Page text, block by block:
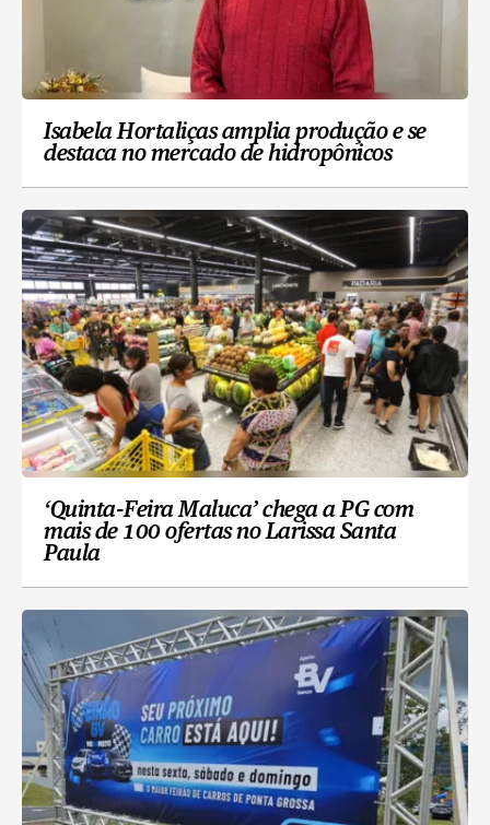
Isabela Hortaliças amplia produção e se
destaca no mercado de hidropônicos
‘Quinta-Feira Maluca’ chega a PG com
mais de 100 ofertas no Larissa Santa
Paula